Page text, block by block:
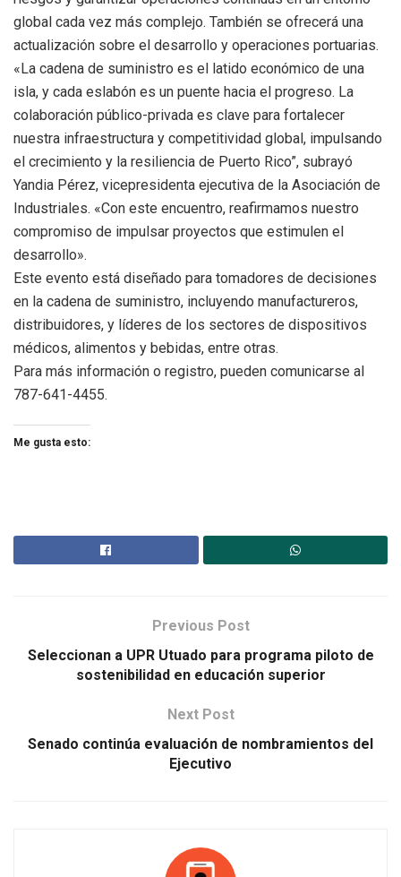
global cada vez más complejo. También se ofrecerá una
actualización sobre el desarrollo y operaciones portuarias.
«La cadena de suministro es el latido económico de una
isla, y cada eslabón es un puente hacia el progreso. La
colaboración público-privada es clave para fortalecer
nuestra infraestructura y competitividad global, impulsando
el crecimiento y la resiliencia de Puerto Rico”, subrayó
Yandia Pérez, vicepresidenta ejecutiva de la Asociación de
Industriales. «Con este encuentro, reafirmamos nuestro
compromiso de impulsar proyectos que estimulen el
desarrollo».
Este evento está diseñado para tomadores de decisiones
en la cadena de suministro, incluyendo manufactureros,
distribuidores, y líderes de los sectores de dispositivos
médicos, alimentos y bebidas, entre otras.
Para más información o registro, pueden comunicarse al
787-641-4455.
Me gusta esto:
Previous Post
Seleccionan a UPR Utuado para programa piloto de
sostenibilidad en educación superior
Next Post
Senado continúa evaluación de nombramientos del
Ejecutivo